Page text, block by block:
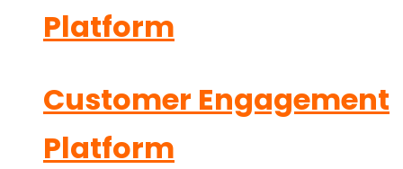
Platform
Customer Engagement
Platform